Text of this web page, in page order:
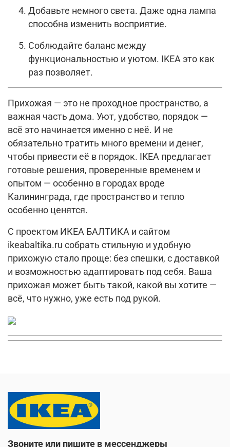
Добавьте немного света. Даже одна лампа
способна изменить восприятие.
Соблюдайте баланс между
функциональностью и уютом. IKEA это как
раз позволяет.
Прихожая — это не проходное пространство, а
важная часть дома. Уют, удобство, порядок —
всё это начинается именно с неё. И не
обязательно тратить много времени и денег,
чтобы привести её в порядок. IKEA предлагает
готовые решения, проверенные временем и
опытом — особенно в городах вроде
Калининграда, где пространство и тепло
особенно ценятся.
С проектом ИКЕА БАЛТИКА и сайтом
ikeabaltika.ru собрать стильную и удобную
прихожую стало проще: без спешки, с доставкой
и возможностью адаптировать под себя. Ваша
прихожая может быть такой, какой вы хотите —
всё, что нужно, уже есть под рукой.
Звоните или пишите в мессенджеры